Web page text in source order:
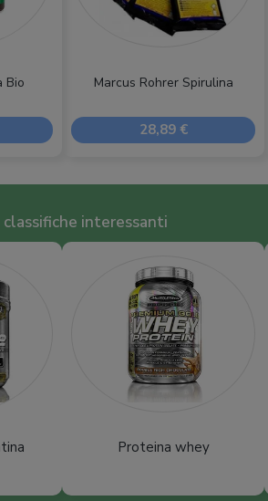
Bio Marcus Rohrer Spirulina
28,89 €
interessanti
Proteina whey